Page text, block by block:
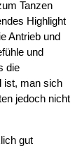
Tanzen
Highlight
Antrieb und
und
die
ist, man sich
jedoch nicht
gut